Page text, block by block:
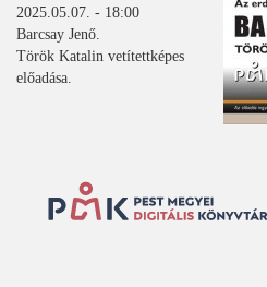
2025.05.07. - 18:00
Barcsay Jenő.
Török Katalin vetítettképes
előadása.